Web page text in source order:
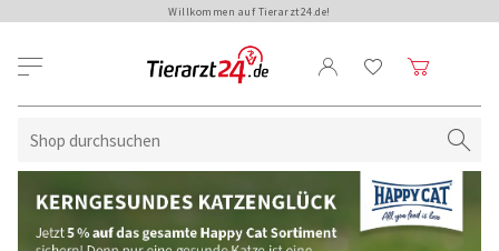
Willkommen auf Tierarzt24.de!